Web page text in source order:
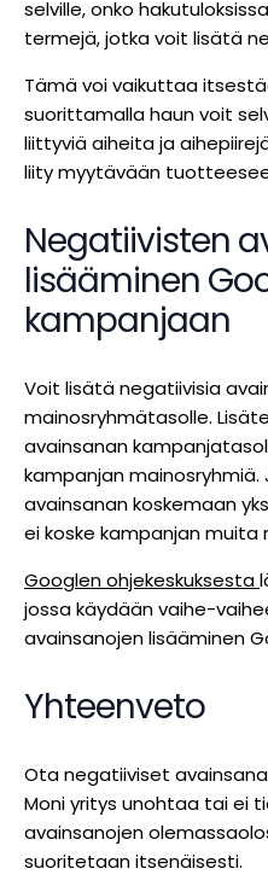
selville, onko
termejä, jotka voit lisätä
Tämä voi vaikuttaa
suorittamalla haun voit
liittyviä aiheita ja
liity myytävään
Negatiivisten
lisääminen
kampanjaan
Voit lisätä negatiivisia
mainosryhmätasolle.
avainsanan
kampanjan
avainsanan koskemaan
ei koske kampanjan muita
Googlen ohjekeskuksesta
jossa käydään vaihe-
avainsanojen lisääminen
Yhteenveto
Ota negatiiviset
Moni yritys unohtaa tai ei
avainsanojen
suoritetaan itsenäisesti.